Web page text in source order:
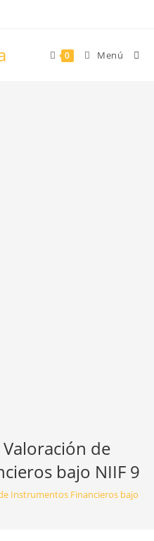
0 Menú
de
bajo NIIF 9
Instrumentos Financieros bajo